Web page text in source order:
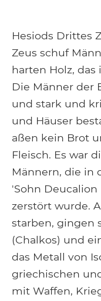
Hesiods Drittes
Zeus schuf
harten Holz,
Die Männer der
und stark und
und Häuser
aßen kein Brot
Fleisch. Es war
Männern, die in
'Sohn
zerstört wurde.
starben, gingen
(Chalkos) und
das Metall von
griechischen
mit Waffen,